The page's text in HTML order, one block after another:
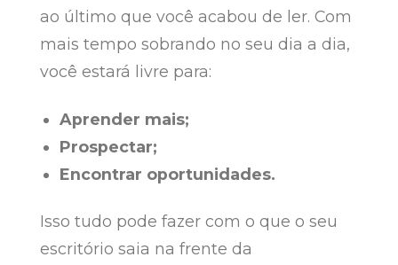
ao último que você acabou de ler. Com
mais tempo sobrando no seu dia a dia,
você estará livre para:
Aprender mais;
Prospectar;
Encontrar oportunidades.
Isso tudo pode fazer com o que o seu
escritório saia na frente da